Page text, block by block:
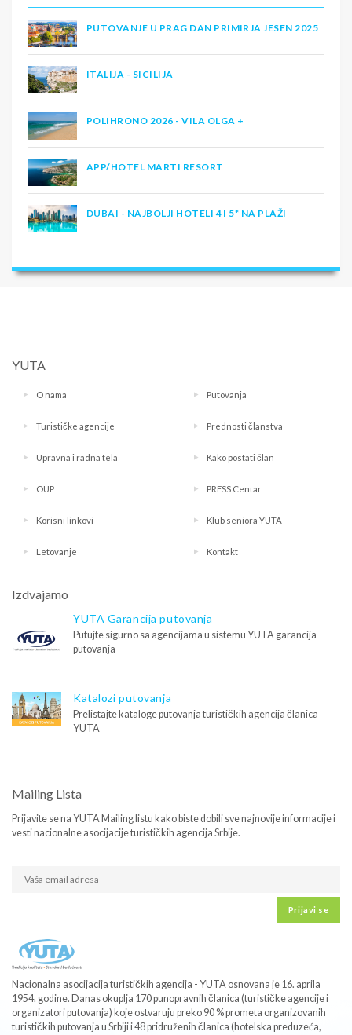
PUTOVANJE U PRAG DAN PRIMIRJA JESEN 2025
ITALIJA - SICILIJA
POLIHRONO 2026 - VILA OLGA +
APP/HOTEL MARTI RESORT
DUBAI - NAJBOLJI HOTELI 4 I 5* NA PLAŽI
YUTA
O nama Putovanja
Turističke agencije Prednosti članstva
Upravna i radna tela Kako postati član
OUP PRESS Centar
Korisni linkovi Klub seniora YUTA
Letovanje Kontakt
Izdvajamo
YUTA Garancija putovanja
Putujte sigurno sa agencijama u sistemu YUTA garancija
putovanja
Katalozi putovanja
Prelistajte kataloge putovanja turističkih agencija članica
YUTA
Mailing Lista
Prijavite se na YUTA Mailing listu kako biste dobili sve najnovije informacije i
vesti nacionalne asocijacije turističkih agencija Srbije.
Prijavi se
Nacionalna asocijacija turističkih agencija - YUTA osnovana je 16. aprila
1954. godine. Danas okuplja 170 punopravnih članica (turističke agencije i
organizatori putovanja) koje ostvaruju preko 90 % prometa organizovanih
turističkih putovanja u Srbiji i 48 pridruženih članica (hotelska preduzeća,